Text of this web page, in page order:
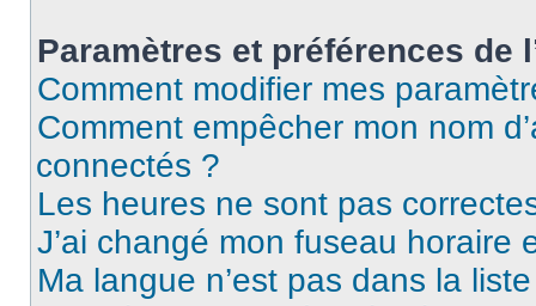
Paramètres et préférences de
Comment modifier mes
Comment empêcher mon nom
connectés ?
Les heures ne sont pas
J’ai changé mon fuseau horaire
Ma langue n’est pas dans la